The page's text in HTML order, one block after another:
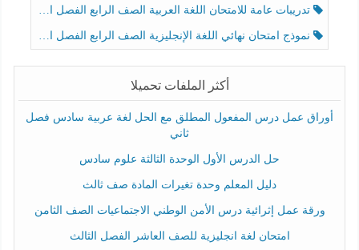
تدريبات عامة للامتحان اللغة العربية الصف الرابع الفصل الثالث
نموذج امتحان نهائي اللغة الإنجليزية الصف الرابع الفصل الثالث
أكثر الملفات تحميلا
أوراق عمل درس المفعول المطلق مع الحل لغة عربية سادس فصل
ثاني
حل الدرس الأول الوحدة الثالثة علوم سادس
دليل المعلم وحدة تغيرات المادة صف ثالث
ورقة عمل إثرائية درس الأمن الوطني الاجتماعيات الصف الثامن
امتحان لغة انجليزية للصف العاشر الفصل الثالث